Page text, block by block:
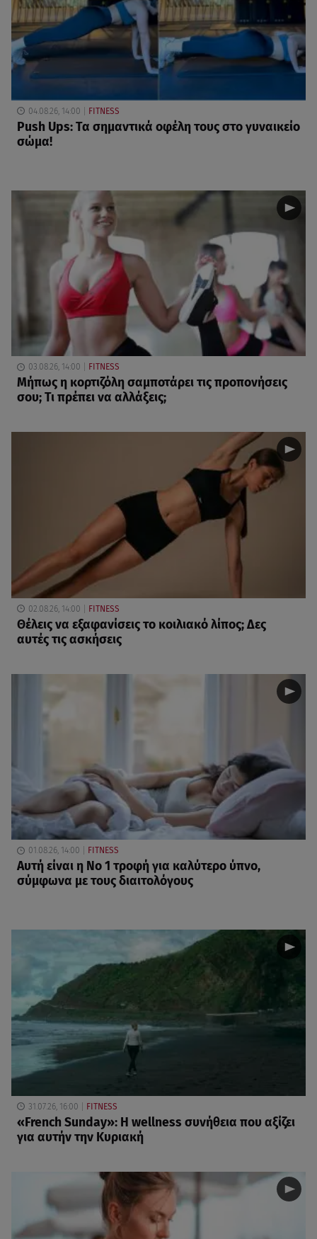
04.08.26, 14:00 FITNESS
Push Ups: Τα σημαντικά οφέλη τους στο γυναικείο
σώμα!
03.08.26, 14:00 FITNESS
Μήπως η κορτιζόλη σαμποτάρει τις προπονήσεις
σου; Τι πρέπει να αλλάξεις;
02.08.26, 14:00 FITNESS
Θέλεις να εξαφανίσεις το κοιλιακό λίπος; Δες
αυτές τις ασκήσεις
01.08.26, 14:00 FITNESS
Αυτή είναι η Νο 1 τροφή για καλύτερο ύπνο,
σύμφωνα με τους διαιτολόγους
31.07.26, 16:00 FITNESS
«French Sunday»: Η wellness συνήθεια που αξίζει
για αυτήν την Κυριακή